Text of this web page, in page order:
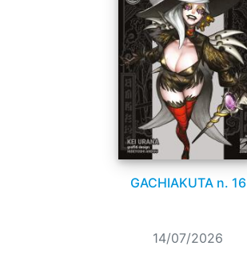
GACHIAKUTA n. 16
14/07/2026